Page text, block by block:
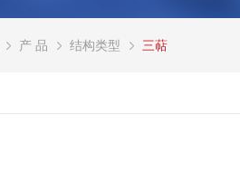
产 品 结构类型 三萜